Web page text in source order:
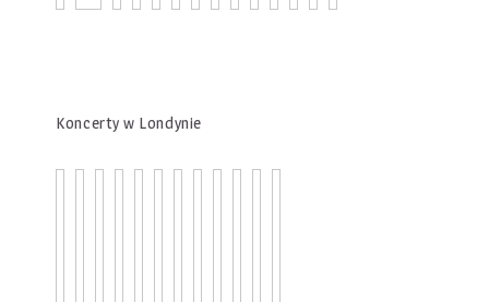
Koncerty w Londynie